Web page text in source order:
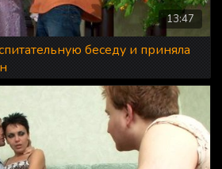
13:47
беседу и приняла